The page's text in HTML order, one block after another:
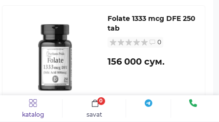
katalog savat
0
sotilgan
Folate 1333 mcg DFE 250
tab
0
156 000 сум.